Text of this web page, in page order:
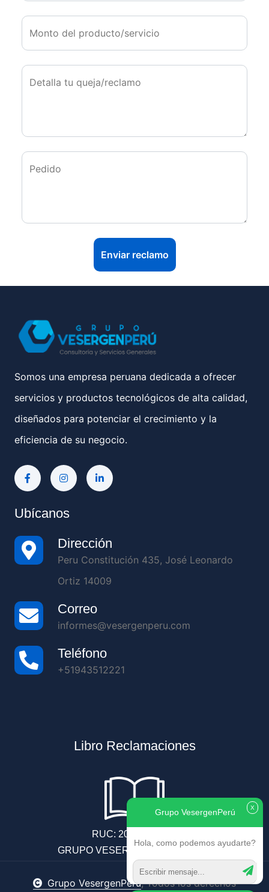
Monto del producto/servicio
Detalla tu queja/reclamo
Pedido
Enviar reclamo
Somos una empresa peruana dedicada a ofrecer
servicios y productos tecnológicos de alta calidad,
diseñados para potenciar el crecimiento y la
eficiencia de su negocio.
Ubícanos
Dirección
Peru Constitución 435, José Leonardo
Ortiz 14009
Correo
informes@vesergenperu.com
Teléfono
+51943512221
Libro Reclamaciones
RUC: 20604688605
GRUPO VESERGENPERU E.I.R.L.
Grupo VesergenPerú, Todos los derechos
X
Grupo VesergenPerú
Hola, como podemos ayudarte?